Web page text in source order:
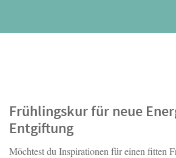
Frühlingskur für neue
Entgiftung
Möchtest du Inspirationen für einen fitten